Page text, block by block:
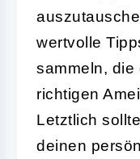
wertvolle
sammeln, die
richtigen
Letztlich
deinen